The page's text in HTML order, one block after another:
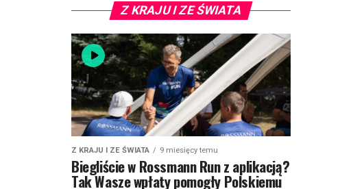
Z KRAJU I ZE ŚWIATA
Z KRAJU I ZE ŚWIATA 9 miesięcy temu
Biegliście w Rossmann Run z aplikacją?
Tak Wasze wpłaty pomogły Polskiemu